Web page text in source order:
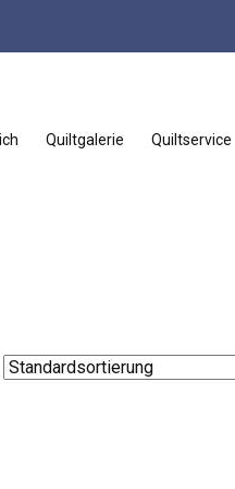
Quiltgalerie Quiltservice